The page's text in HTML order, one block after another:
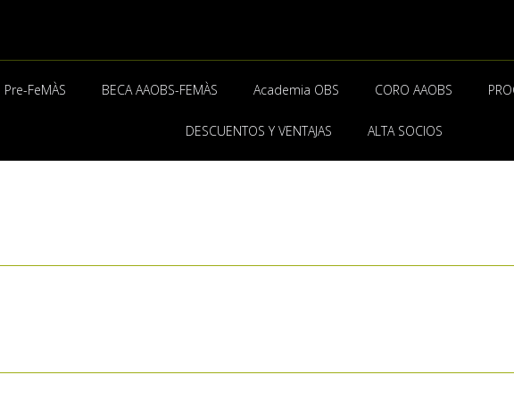
Pre-FeMÀS BECA AAOBS-FEMÀS Academia OBS CORO AAOBS
DESCUENTOS Y VENTAJAS ALTA SOCIOS